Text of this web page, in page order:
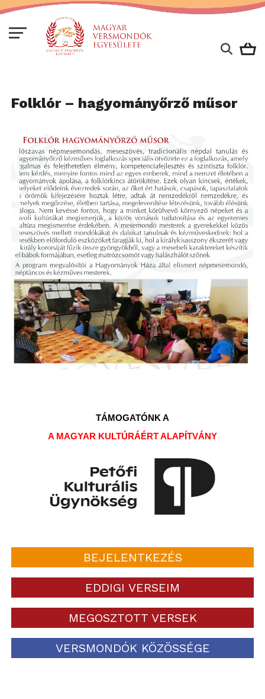
Folklór – hagyományőrző műsor
TÁMOGATÓNK A
A MAGYAR KULTÚRÁÉRT ALAPÍTVÁNY
BEJELENTKEZÉS
EDDIGI VERSEIM
MEGOSZTOTT VERSEK
VERSMONDÓK KÖZÖSSÉGE